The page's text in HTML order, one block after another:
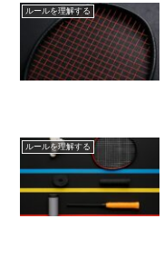
ルールを理解する
ルールを理解する